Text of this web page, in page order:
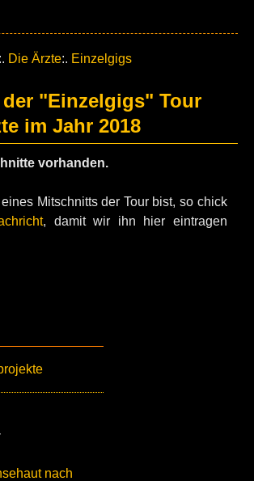
nach
:. Die Ärzte:. Einzelgigs
"Einzelgigs" Tour
im Jahr 2018
vorhanden.
Mitschnitts der Tour bist, so chick
, damit wir ihn hier eintragen